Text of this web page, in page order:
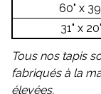
60" x
31" x 20"
Tous nos tapis
fabriqués à la
élevées.